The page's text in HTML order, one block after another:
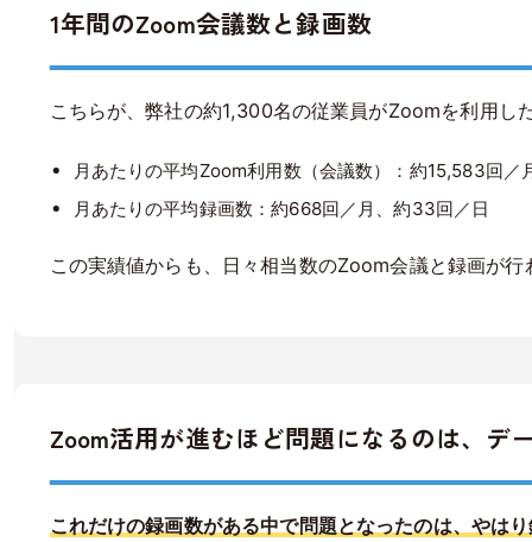
1年間のZoom会議数と録画数
こちらが、弊社の約1,300名の従業員がZoomを利用し
月あたりの平均Zoom利用数（会議数）：約15,583回／
月あたりの平均録画数：約668回／月、約33回／日
この実績値からも、日々相当数のZoom会議と録画が
Zoom活用が進むほど問題になるのは、デ
これだけの録画数がある中で問題となったのは、やは